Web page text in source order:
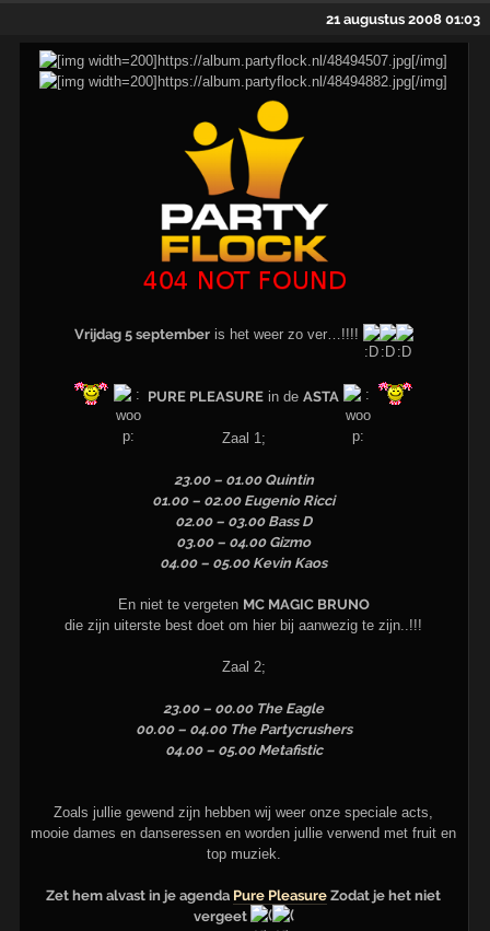
21 augustus 2008 01:03
Vrijdag 5 september is het weer zo ver…!!!!
PURE PLEASURE in deASTA
Zaal 1;
23.00 – 01.00 Quintin
01.00 – 02.00 Eugenio Ricci
02.00 – 03.00 Bass D
03.00 – 04.00 Gizmo
04.00 – 05.00 Kevin Kaos
En niet te vergeten MC MAGIC BRUNO
die zijn uiterste best doet om hier bij aanwezig te zijn..!!!
Zaal 2;
23.00 – 00.00 The Eagle
00.00 – 04.00 The Partycrushers
04.00 – 05.00 Metafistic
Zoals jullie gewend zijn hebben wij weer onze speciale acts,
mooie dames en danseressen en worden jullie verwend met fruit en
top muziek.
Zet hem alvast in je agenda Pure Pleasure Zodat je het niet
vergeet